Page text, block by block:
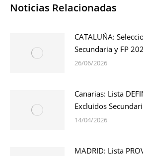
Noticias Relacionadas
CATALUÑA:
Secundaria y FP
26/06/2026
Canarias: Lista
Excluidos
14/04/2026
MADRID: Lista